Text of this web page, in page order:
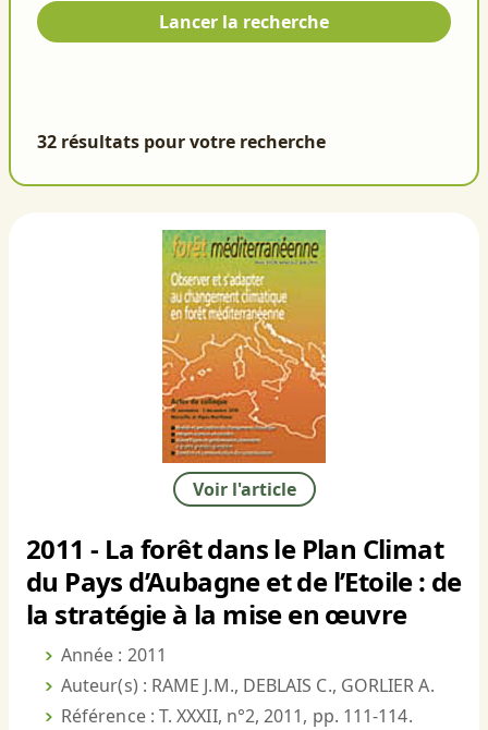
Lancer la recherche
32 résultats pour votre recherche
Voir l'article
2011 - La forêt dans le Plan Climat
du Pays d’Aubagne et de l’Etoile : de
la stratégie à la mise en œuvre
Année : 2011
Auteur(s) : RAME J.M., DEBLAIS C., GORLIER A.
Référence : T. XXXII, n°2, 2011, pp. 111-114.